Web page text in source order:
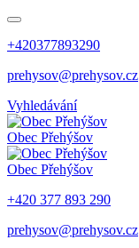
+420377893290
prehysov@prehysov.cz
Vyhledávání
Obec Přehýšov
Obec Přehýšov
+420 377 893 290
prehysov@prehysov.cz